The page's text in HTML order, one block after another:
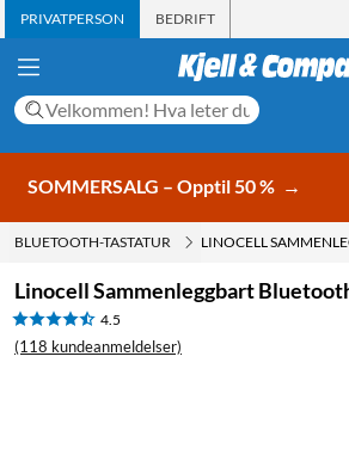
PRIVATPERSON BEDRIFT
SOMMERSALG – Opptil 50 % →
BLUETOOTH-TASTATUR
Linocell Sammenleggbart
4.5
(118 kundeanmeldelser)